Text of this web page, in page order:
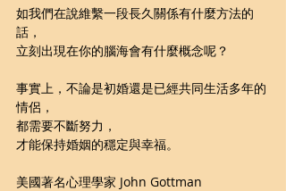
如我們在說維繫一段長久關係有什麼方法的
話，
立刻出現在你的腦海會有什麼概念呢？
事實上，不論是初婚還是已經共同生活多年的
情侶，
都需要不斷努力，
才能保持婚姻的穩定與幸福。
美國著名心理學家 John Gottman